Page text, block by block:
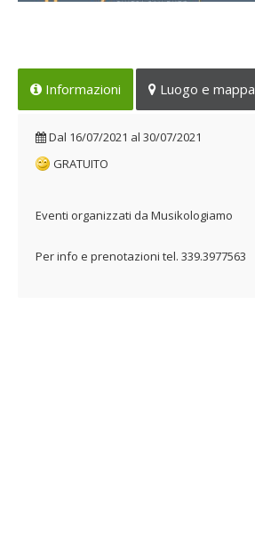
promozione sociale Musikologiamo
Dal 16/07/2021 al 30/07/2021
Informazioni Luogo e mappa
Dal 16/07/2021 al 30/07/2021
GRATUITO
Eventi organizzati da Musikologiamo
Per info e prenotazioni tel. 339.3977563